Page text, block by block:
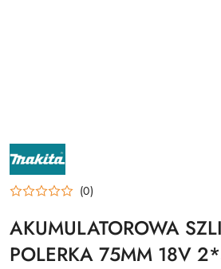
NAZWA
PRODUCENTA:
(0)
AKUMULATOROWA
POLERKA 75MM 18V